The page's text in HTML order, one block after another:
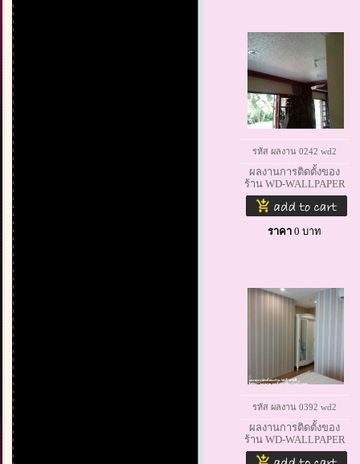
รหัส ผลงาน 0242 wd2
ผลงานการติดตั้งของ
ร้าน WD-WALLPAPER
ราคา 0 บาท
รหัส ผลงาน 0392 wd2
ผลงานการติดตั้งของ
ร้าน WD-WALLPAPER